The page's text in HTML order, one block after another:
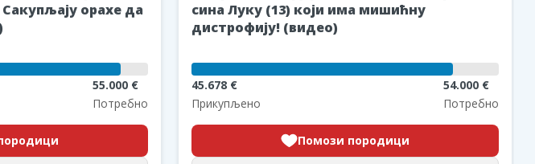
орахе да
55.000 €
Потребно
сина Луку (13) који има мишићну
дистрофију! (видео)
45.678 €
Прикупљено
54.000 €
Потребно
Помози породици